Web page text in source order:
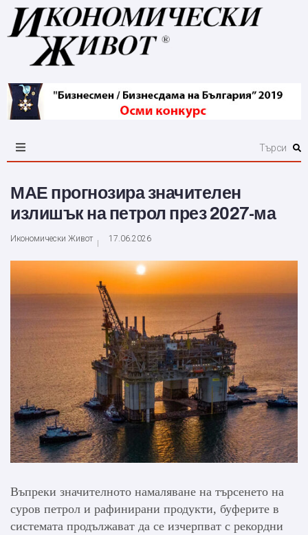
МАЕ прогнозира значителен
излишък на петрол през 2027-ма
Икономически Живот 17.06.2026
Въпреки значителното намаляване на търсенето на
суров петрол и рафинирани продукти, буферите в
системата продължават да се изчерпват с рекордни